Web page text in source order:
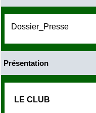
Dossier_Presse
Présentation
LE CLUB